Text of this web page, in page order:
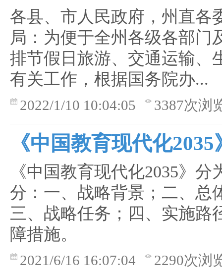
各县、市人民政府，州直各
局：为便于全州各级各部门
排节假日旅游、交通运输、
有关工作，根据国务院办...
2022/1/10 10:04:05 3387次浏
《中国教育现代化2035
《中国教育现代化2035》分
分：一、战略背景；二、总
三、战略任务；四、实施路
障措施。
2021/6/16 16:07:04 2290次浏